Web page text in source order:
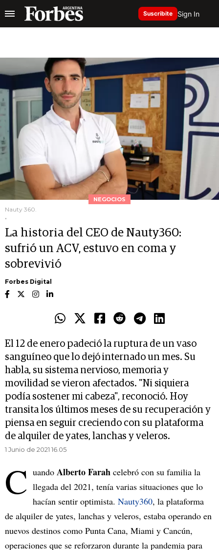
Suscribite Sign In
NEGOCIOS
Nauty 360.
.
La historia del CEO de Nauty360:
sufrió un ACV, estuvo en coma y
sobrevivió
Forbes Digital
El 12 de enero padeció la ruptura de un vaso
sanguíneo que lo dejó internado un mes. Su
habla, su sistema nervioso, memoria y
movilidad se vieron afectados. "Ni siquiera
podía sostener mi cabeza", reconoció. Hoy
transita los últimos meses de su recuperación y
piensa en seguir creciendo con su plataforma
de alquiler de yates, lanchas y veleros.
1 Junio de 2021 16.05
C uando Alberto Farah celebró con su familia la
llegada del 2021, tenía varias situaciones que lo
hacían sentir optimista. Nauty360, la plataforma
de alquiler de yates, lanchas y veleros, estaba operando en
nuevos destinos como Punta Cana, Miami y Cancún,
operaciones que se reforzaron durante la pandemia para